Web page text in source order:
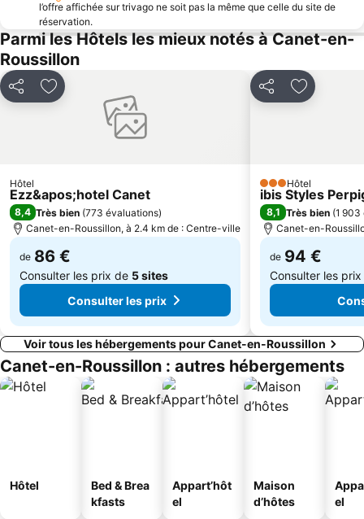
Portbou
du Racou
Les étangs de Gruissan
De Canet
Parc des Expositions
Port de plaisance
Plage de la Lagune
Perpignan-Bompas
Plage des Capellans
Le Fort de Bellegarde
Casino Castell de Peralada
Port de Port Vendres
Maison de Salvador Dali
l’offre affichée sur trivago ne soit pas la même que celle du site de
réservation.
Parmi les Hôtels les mieux notés à Canet-en-
Roussillon
PartagerAjouter à mes favoris
Hôtel
Ezz&apos;hotel Canet
8,4 Très bien (773 évaluations)
Canet-en-Roussillon, à 2.4 km de : Centre-ville
de 86 €
Consulter les prix de 5 sites
Consulter les prix
PartagerAjouter à
3 Étoiles
Hôtel
ibis Styles
8,1 Très bien (1 903
Canet-en-
de 94 €
Consulter les
Voir tous les hébergements pour Canet-en-Roussillon
Canet-en-Roussillon : autres hébergements
Hôtel
Bed & Brea
kfasts
Appart’hôt
el
Maison
d’hôtes
el